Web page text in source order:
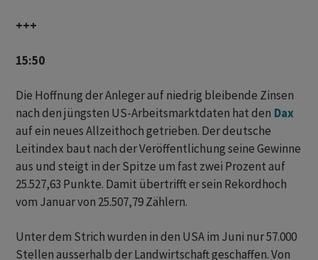
+++
15:50
Die Hoffnung der Anleger auf niedrig bleibende Zinsen
nach den jüngsten US-Arbeitsmarktdaten ‌hat ⁠den Dax
auf ein neues Allzeithoch getrieben. Der deutsche
Leitindex baut nach der Veröffentlichung seine Gewinne
aus ⁠und steigt in der Spitze um fast zwei Prozent auf
25.527,63 Punkte. Damit übertrifft er sein Rekordhoch
vom Januar ‌von 25.507,79 Zählern.
Unter dem Strich wurden in den USA im ‌Juni nur 57.000
Stellen ausserhalb der Landwirtschaft geschaffen. ​Von